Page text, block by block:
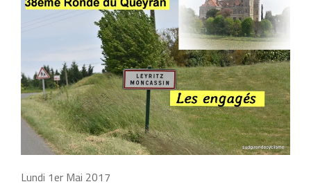
Lundi 1er Mai 2017